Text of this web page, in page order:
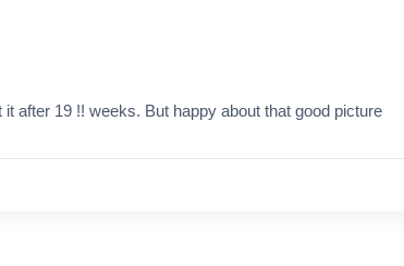
after 19 !! weeks. But happy about that good picture